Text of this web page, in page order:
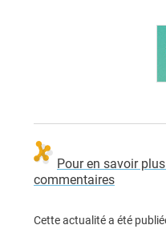
Pour en savoir
commentaires
Cette actualité a été